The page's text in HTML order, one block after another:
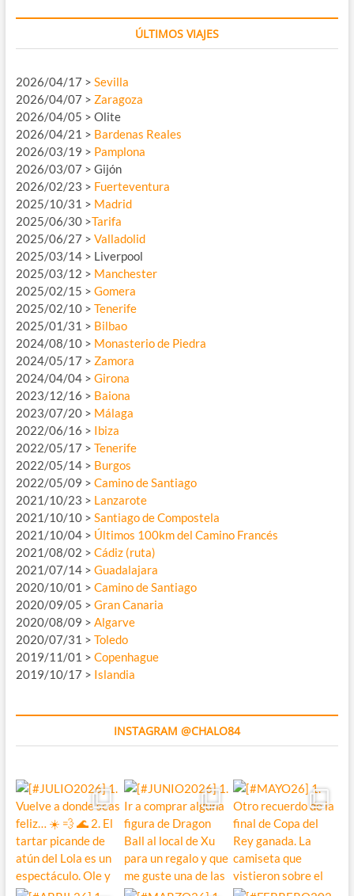
ÚLTIMOS VIAJES
2026/04/17 > Sevilla
2026/04/07 > Zaragoza
2026/04/05 > Olite
2026/04/21 > Bardenas Reales
2026/03/19 > Pamplona
2026/03/07 > Gijón
2026/02/23 > Fuerteventura
2025/10/31 > Madrid
2025/06/30 >Tarifa
2025/06/27 > Valladolid
2025/03/14 > Liverpool
2025/03/12 > Manchester
2025/02/15 > Gomera
2025/02/10 > Tenerife
2025/01/31 > Bilbao
2024/08/10 > Monasterio de Piedra
2024/05/17 > Zamora
2024/04/04 > Girona
2023/12/16 > Baiona
2023/07/20 > Málaga
2022/06/16 > Ibiza
2022/05/17 > Tenerife
2022/05/14 > Burgos
2022/05/09 > Camino de Santiago
2021/10/23 > Lanzarote
2021/10/10 > Santiago de Compostela
2021/10/04 > Últimos 100km del Camino Francés
2021/08/02 > Cádiz (ruta)
2021/07/14 > Guadalajara
2020/10/01 > Camino de Santiago
2020/09/05 > Gran Canaria
2020/08/09 > Algarve
2020/07/31 > Toledo
2019/11/01 > Copenhague
2019/10/17 > Islandia
INSTAGRAM @CHALO84